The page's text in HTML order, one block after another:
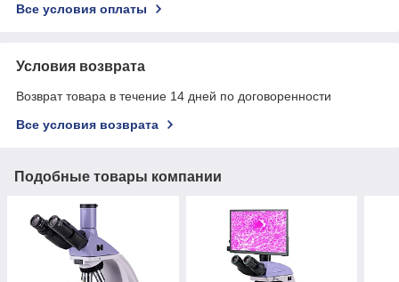
Все условия оплаты
Условия возврата
Возврат товара в течение 14 дней по договоренности
Все условия возврата
Подобные товары компании